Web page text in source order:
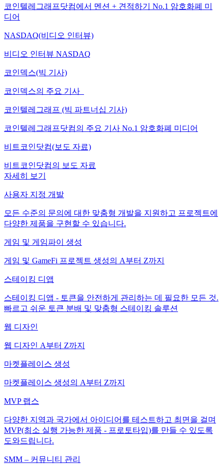
코인텔레그래프닷컴에서 멘션 + 견적하기 No.1 암호화폐 미
디어
NASDAQ(비디오 인터뷰)
비디오 인터뷰 NASDAQ
코인덱스(빅 기사)
코인덱스의 주요 기사
코인텔레그래프 (빅 파트너십 기사)
코인텔레그래프닷컴의 주요 기사 No.1 암호화폐 미디어
비트코인닷컴(보도 자료)
비트코인닷컴의 보도 자료
자세히 보기
사용자 지정 개발
모든 수준의 문의에 대한 맞춤형 개발을 지원하고 프로젝트에
다양한 제품을 구현할 수 있습니다.
게임 및 게임파이 생성
게임 및 GameFi 프로젝트 생성의 A부터 Z까지
스테이킹 디앱
스테이킹 디앱 - 토큰을 안전하게 관리하는 데 필요한 모든 것.
빠르고 쉬운 토큰 분배 및 맞춤형 스테이킹 솔루션
웹 디자인
웹 디자인 A부터 Z까지
마켓플레이스 생성
마켓플레이스 생성의 A부터 Z까지
MVP 랩스
다양한 지역과 국가에서 아이디어를 테스트하고 최면을 걸며
MVP(최소 실행 가능한 제품 - 프로토타입)를 만들 수 있도록
도와드립니다.
SMM – 커뮤니티 관리